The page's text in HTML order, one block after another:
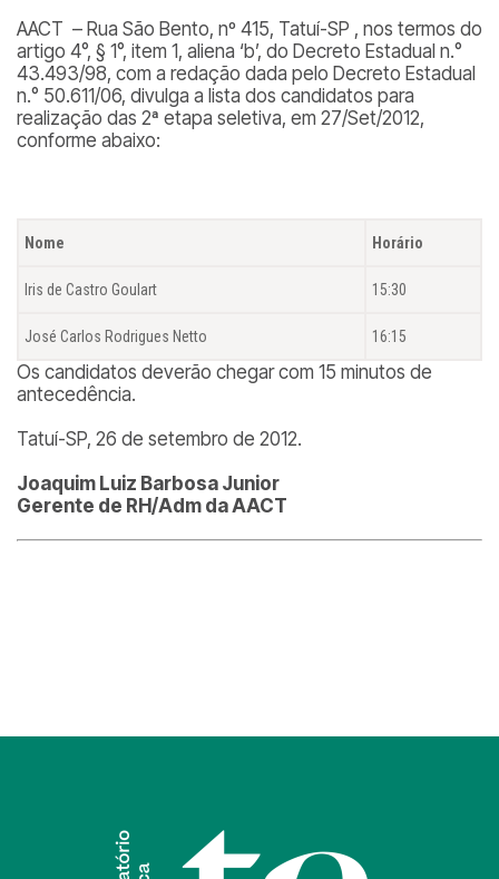
AACT – Rua São Bento, nº 415, Tatuí-SP , nos termos do
artigo 4°, § 1°, item 1, aliena ‘b’, do Decreto Estadual n.°
43.493/98, com a redação dada pelo Decreto Estadual
n.° 50.611/06, divulga a lista dos candidatos para
realização das 2ª etapa seletiva, em 27/Set/2012,
conforme abaixo:
Nome Horário
Iris de Castro Goulart 15:30
José Carlos Rodrigues Netto 16:15
Os candidatos deverão chegar com 15 minutos de
antecedência.
Tatuí-SP, 26 de setembro de 2012.
Joaquim Luiz Barbosa Junior
Gerente de RH/Adm da AACT